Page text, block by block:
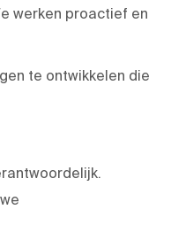
werken proactief en
te ontwikkelen die